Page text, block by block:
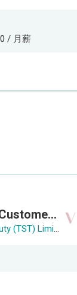
/ 月薪
客戶服務主任 Customer Service Officer (銅鑼灣)
Vitae Wellness Beauty (TST) Limited